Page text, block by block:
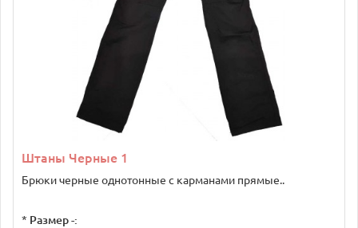
Штаны Черные 1
Брюки черные однотонные с карманами прямые..
* Размер -: